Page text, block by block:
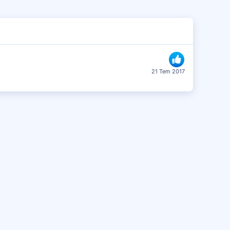
21 Tem 2017